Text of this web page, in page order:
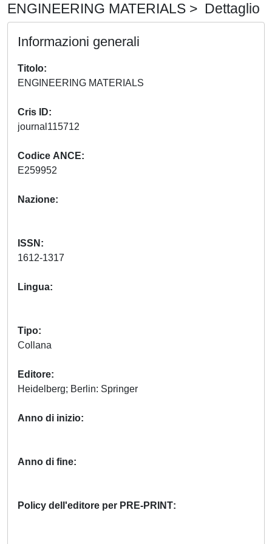
ENGINEERING MATERIALS > Dettaglio
Informazioni generali
Titolo
Cris ID
Codice ANCE
Nazione
ISSN
Lingua
Tipo
Collana
Editore
Anno di inizio
Anno di fine
Policy dell'editore per PRE-PRINT